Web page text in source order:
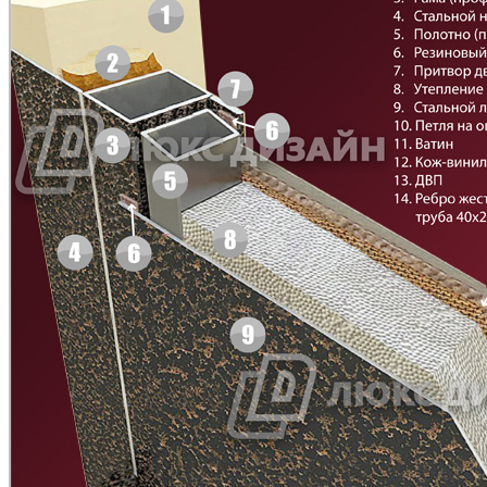
Д-11 СС Д-15 60
Д-33 Д-35 Н
Рисунок 7 Рисунок 8
C43
C45 C46